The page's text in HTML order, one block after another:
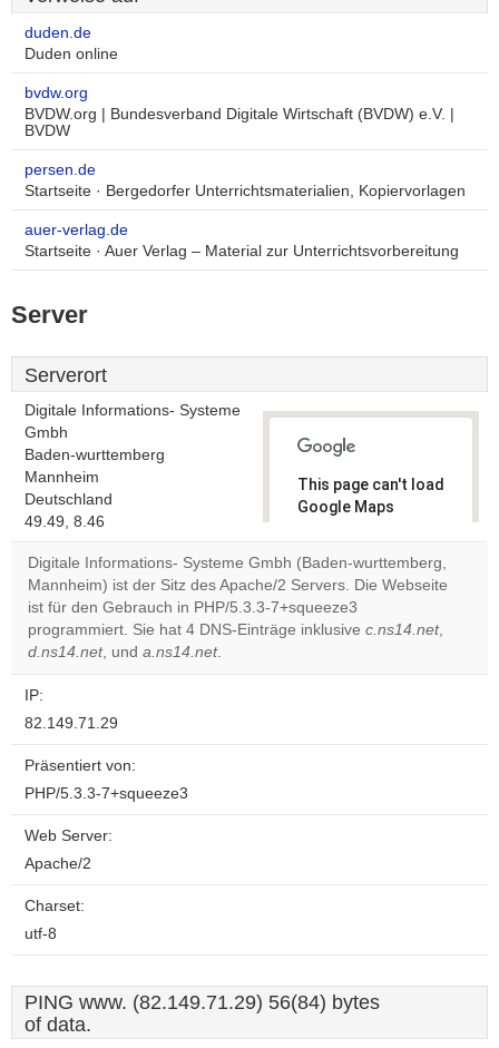
duden.de
Duden online
bvdw.org
BVDW.org | Bundesverband Digitale Wirtschaft (BVDW) e.V. |
BVDW
persen.de
Startseite · Bergedorfer Unterrichtsmaterialien, Kopiervorlagen
auer-verlag.de
Startseite · Auer Verlag – Material zur Unterrichtsvorbereitung
Server
Serverort
Digitale Informations- Systeme
Gmbh
Baden-wurttemberg
Mannheim
Deutschland
49.49, 8.46
This page can't load
Google Maps
website?
OK
Digitale Informations- Systeme Gmbh (Baden-wurttemberg,
Mannheim) ist der Sitz des Apache/2 Servers. Die Webseite
ist für den Gebrauch in PHP/5.3.3-7+squeeze3
programmiert. Sie hat 4 DNS-Einträge inklusive c.ns14.net,
d.ns14.net, und a.ns14.net.
IP:
82.149.71.29
Präsentiert von:
PHP/5.3.3-7+squeeze3
Web Server:
Apache/2
Charset:
utf-8
PING www. (82.149.71.29) 56(84) bytes
of data.